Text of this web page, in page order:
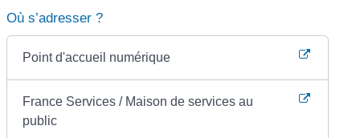
Où s’adresser ?
Point d'accueil numérique
France Services / Maison de services au
public